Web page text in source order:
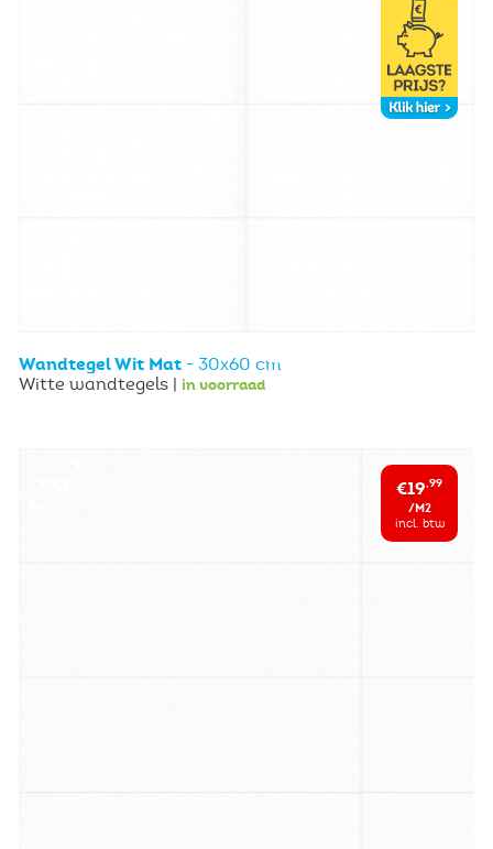
Wandtegel Wit Mat - 30x60 cm
Witte wandtegels | in voorraad
€19,99
/M2
incl. btw